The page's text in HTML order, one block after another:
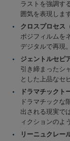
ラストを強調す
囲気を表現しま
クロスプロセス
ポジフィルムを
デジタルで再現
ジェントルセピ
引き締まったシ
とした上品なセ
ドラマチックト
ドラマチックな
出される現実で
ィクションのよ
リーニュクレー